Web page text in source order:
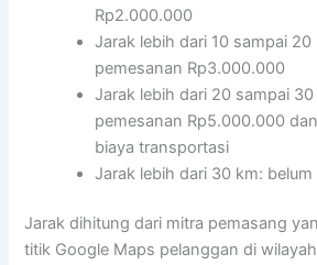
Rp2.000.000
Jarak lebih dari 10 sampai
pemesanan Rp3.000.000
Jarak lebih dari 20 sampai
pemesanan Rp5.000.000
biaya transportasi
Jarak lebih dari 30 km:
Jarak dihitung dari mitra pemasang
titik Google Maps pelanggan di